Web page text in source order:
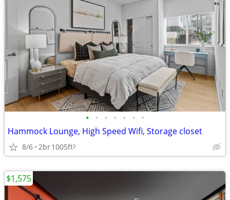
• • • • • • •
Hammock Lounge, High Speed Wifi, Storage closet
8/6 2br1005ft2
$1,575